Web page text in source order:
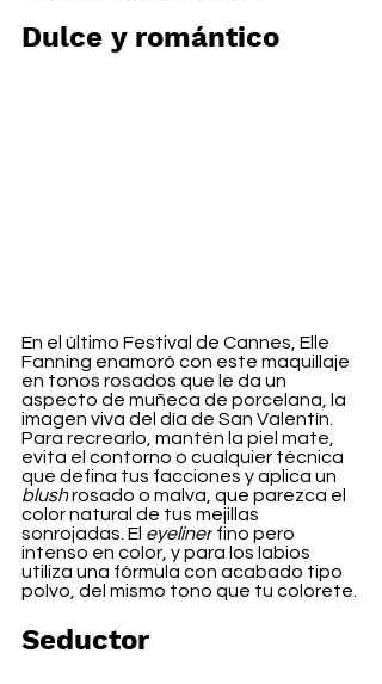
Dulce y romántico
En el último Festival de Cannes, Elle
Fanning enamoró con este maquillaje
en tonos rosados que le da un
aspecto de muñeca de porcelana, la
imagen viva del día de San Valentín.
Para recrearlo, mantén la piel mate,
evita el contorno o cualquier técnica
que defina tus facciones y aplica un
blush rosado o malva, que parezca el
color natural de tus mejillas
sonrojadas. El eyeliner fino pero
intenso en color, y para los labios
utiliza una fórmula con acabado tipo
polvo, del mismo tono que tu colorete.
Seductor